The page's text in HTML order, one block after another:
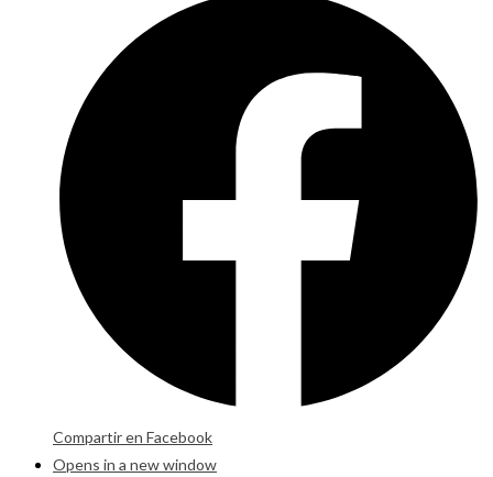
Compartir en Facebook
Opens in a new window